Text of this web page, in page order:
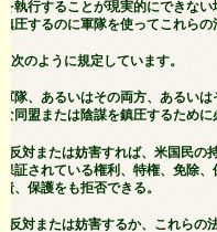
執行することが現実的にできない
圧するのに軍隊を使ってこれらの
次のように規定しています。
隊、あるいはその両方、あるい
同盟または陰謀を鎮圧するために
反対または妨害すれば、米国民の
証されている権利、特権、免除
、保護をも拒否できる。
反対または妨害するか、これらの